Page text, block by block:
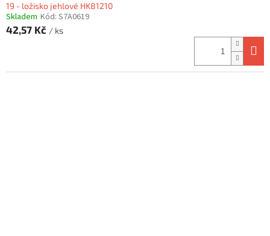
19 - ložisko jehlové HK81210
Skladem Kód: S7A0619
42,57 Kč / ks